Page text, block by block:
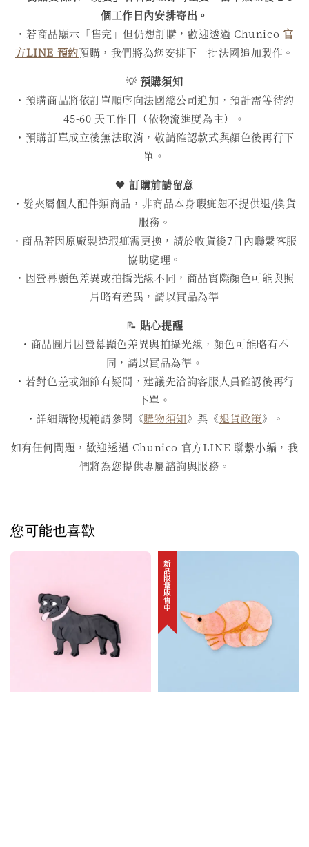
個工作日內安排寄出。
・若商品顯示「售完」但仍想訂購，歡迎透過 Chunico 官
方LINE 預約預購，我們將為您安排下一批法國追加製作。
💡 預購須知
・預購商品將依訂單順序向法國總公司追加，預計需等待約
45-60 天工作日（依物流進度為主）。
・預購訂單成立後無法取消，敬請確認款式與顏色後再行下
單。
🖤訂購前請留意
・髮夾屬個人配件類商品，非商品本身瑕疵恕不提供退/換貨
服務。
・商品若因原廠製造瑕疵需更換，請於收貨後7日內聯繫客服
協助處理。
・因螢幕顯色差異或拍攝光線不同，商品實際顏色可能與照
片略有差異，請以實品為準
📝 貼心提醒
・商品圖片因螢幕顯色差異與拍攝光線，顏色可能略有不
同，請以實品為準。
・若對色差或細節有疑問，建議先洽詢客服人員確認後再行
下單。
・詳細購物規範請參閱《購物須知》與《退貨政策》。
如有任何問題，歡迎透過 Chunico 官方LINE 聯繫小編，我
們將為您提供專屬諮詢與服務。
您可能也喜歡
新品限量販售中